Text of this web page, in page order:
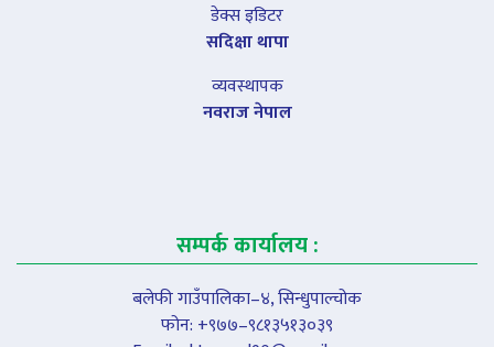
डेक्स इडिटर
सदिक्षा थापा
व्यवस्थापक
नवराज नेपाल
सम्पर्क कार्यालय :
बलेफी गाउँपालिका–४, सिन्धुपाल्चोक
फोन: +९७७–९८१३५१३०३९